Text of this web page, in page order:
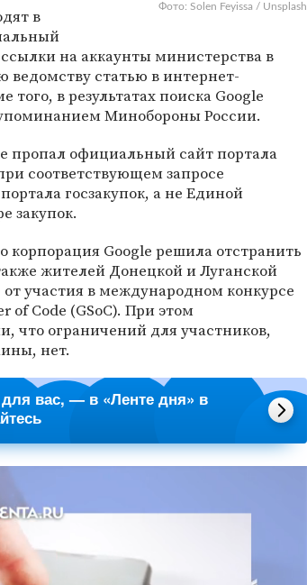
Фото: Solen Feyissa / Unsplash
в
на аккаунты министерства в
ведомству статью в интернет-
в результатах поиска Google
Минобороны России.
пропал официальный сайт портала
соответствующем запросе
госзакупок, а не Единой
закупок.
корпорация Google решила отстранить
жителей Донецкой и Луганской
участия в международном конкурсе
of Code (GSoC). При этом
что ограничений для участников,
нет.
вас, — в «Ленте дня» в